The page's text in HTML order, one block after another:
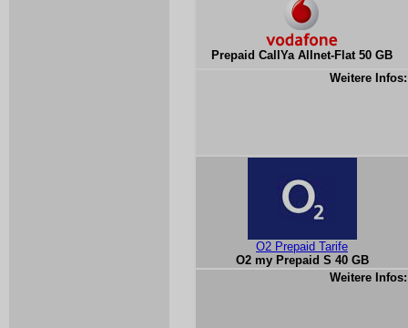
Prepaid CallYa Allnet-Flat 50 GB
Weitere Infos:
O2 Prepaid Tarife
O2 my Prepaid S 40 GB
Weitere Infos: